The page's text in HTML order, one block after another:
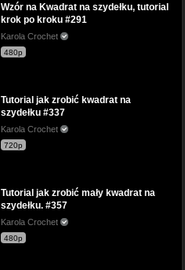
Wzór na Kwadrat na szydełku, tutorial
krok po kroku #291
Karola Crochet
480p
Tutorial jak zrobić kwadrat na
szydełku #337
Karola Crochet
720p
Tutorial jak zrobić mały kwadrat na
szydełku. #357
Karola Crochet
480p